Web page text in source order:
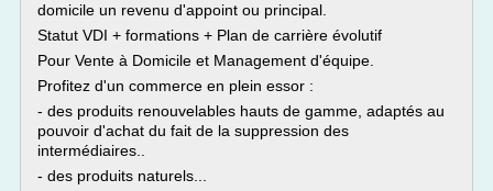
domicile un revenu d'appoint ou principal.
Statut VDI + formations + Plan de carrière évolutif
Pour Vente à Domicile et Management d'équipe.
Profitez d'un commerce en plein essor :
- des produits renouvelables hauts de gamme, adaptés au
pouvoir d'achat du fait de la suppression des
intermédiaires..
- des produits naturels...